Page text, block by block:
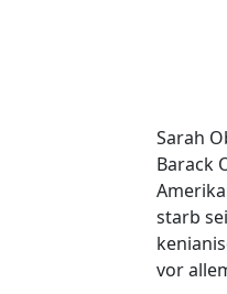
Sarah
Barack
starb
vor